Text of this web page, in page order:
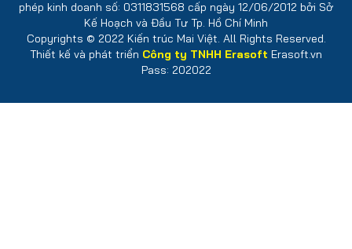
phép kinh doanh số: 0311831568 cấp ngày 12/06/2012 bởi Sở
Kế Hoạch và Đầu Tư Tp. Hồ Chí Minh
Copyrights © 2022 Kiến trúc Mai Việt. All Rights Reserved.
Thiết kế và phát triển Công ty TNHH Erasoft Erasoft.vn
Pass: 202022